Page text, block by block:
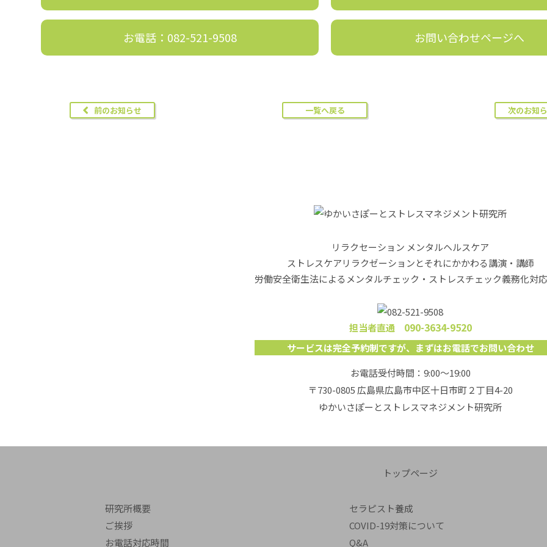
お電話：082-521-9508 お問い合わせページへ
前のお知らせ 一覧へ戻る 次のお知
リラクセーション メンタルヘルスケア
ストレスケアリラクゼーションとそれにかかわる講演・講師
労働安全衛生法によるメンタルチェック・ ストレスチェック義務化対
担当者直通 090-3634-9520
サービスは完全予約制ですが、 まずはお電話でお問い合わせ
お電話受付時間：9:00～19:00
〒730-0805 広島県広島市中区十日市町２丁目4-20
ゆかいさぽーとストレスマネジメント研究所
トップページ
研究所概要
ご挨拶
お電話対応時間
セラピスト養成
COVID-19対策について
Q&A